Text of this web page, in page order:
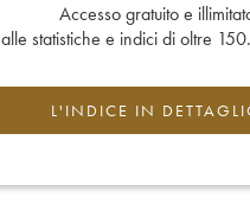
Accesso gratuito e
alle statistiche e indici di oltre
L'INDICE IN